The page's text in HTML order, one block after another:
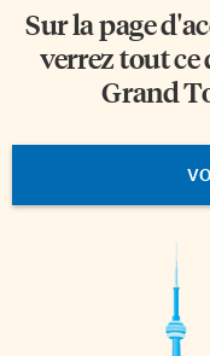
Sur la page
verrez tout
Grand